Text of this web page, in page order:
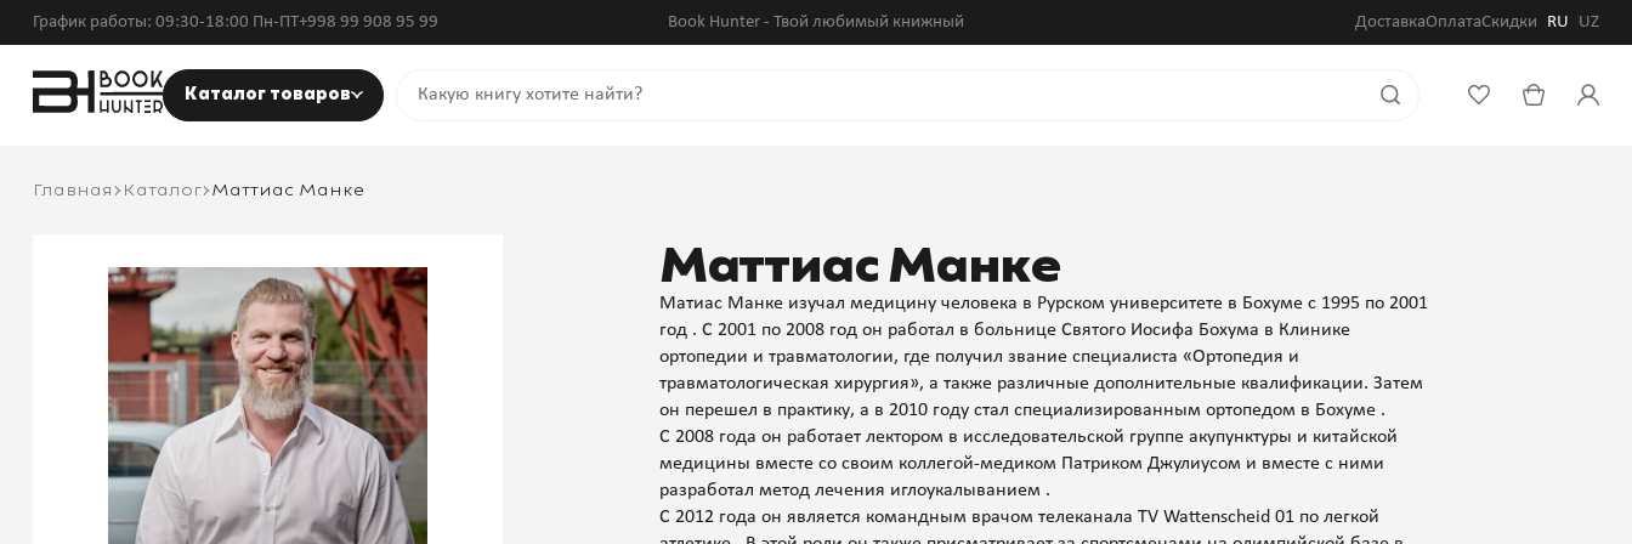
График работы: 09:30-18:00 Пн-ПТ+998 99 908 95 99 Book Hunter - Твой любимый книжный ДоставкаОплатаСкидки RU UZ
Каталог товаров
Главная Каталог Маттиас Манке
Маттиас Манке
Матиас Манке изучал медицину человека в Рурском университете в Бохуме с 1995 по 2001
год . С 2001 по 2008 год он работал в больнице Святого Иосифа Бохума в Клинике
ортопедии и травматологии, где получил звание специалиста «Ортопедия и
травматологическая хирургия», а также различные дополнительные квалификации. Затем
он перешел в практику, а в 2010 году стал специализированным ортопедом в Бохуме .
С 2008 года он работает лектором в исследовательской группе акупунктуры и китайской
медицины вместе со своим коллегой-медиком Патриком Джулиусом и вместе с ними
разработал метод лечения иглоукалыванием .
С 2012 года он является командным врачом телеканала TV Wattenscheid 01 по легкой